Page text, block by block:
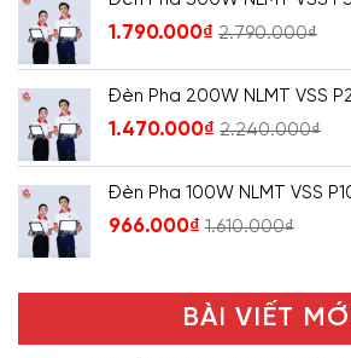
1.790.000₫ 2.790.000₫
Đèn Pha 200W NLMT VSS
1.470.000₫ 2.240.000₫
Đèn Pha 100W NLMT VSS
966.000₫ 1.610.000₫
BÀI VIẾT